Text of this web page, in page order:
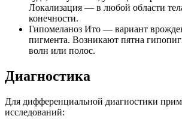
Локализация — в любой области
конечности.
Гипомеланоз Ито — вариант
пигмента. Возникают пятна
волн или полос.
Диагностика
Для дифференциальной диагностики
исследований: